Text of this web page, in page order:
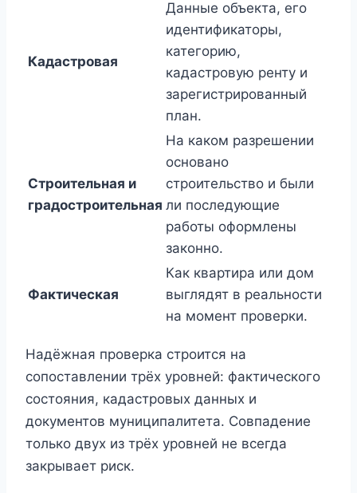
Кадастровая
Данные объекта, его
идентификаторы,
категорию,
кадастровую ренту и
зарегистрированный
план.
Строительная и
градостроительная
На каком разрешении
основано
строительство и были
ли последующие
работы оформлены
законно.
Фактическая
Как квартира или дом
выглядят в реальности
на момент проверки.
Надёжная проверка строится на
сопоставлении трёх уровней: фактического
состояния, кадастровых данных и
документов муниципалитета. Совпадение
только двух из трёх уровней не всегда
закрывает риск.